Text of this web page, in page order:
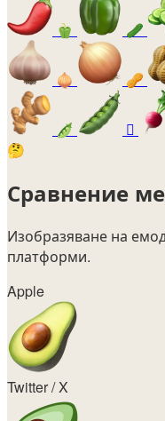
🫑 🥒
🧅 🥜
🫛 🫜
🤔
Сравнение
Изобразяване на
платформи.
Apple
Twitter / X